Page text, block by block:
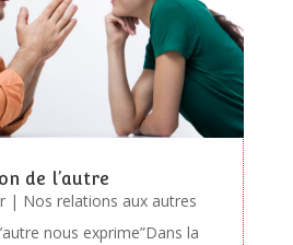
de l’autre
| Nos relations aux autres
nous exprime”Dans la